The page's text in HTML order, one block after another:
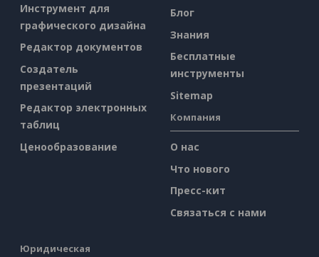
Инструмент для
графического дизайна
Редактор документов
Создатель
презентаций
Редактор электронных
таблиц
Ценообразование
Блог
Знания
Бесплатные
инструменты
Sitemap
Компания
О нас
Что нового
Пресс-кит
Связаться с нами
Юридическая